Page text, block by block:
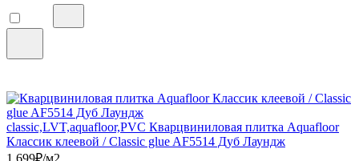
classic,LVT,aquafloor,PVC Кварцвиниловая плитка Aquafloor
Классик клеевой / Classic glue AF5514 Дуб Лаундж